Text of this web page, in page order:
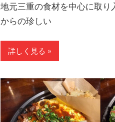
地元三重の食材を中心に取り
からの珍しい
詳しく見る